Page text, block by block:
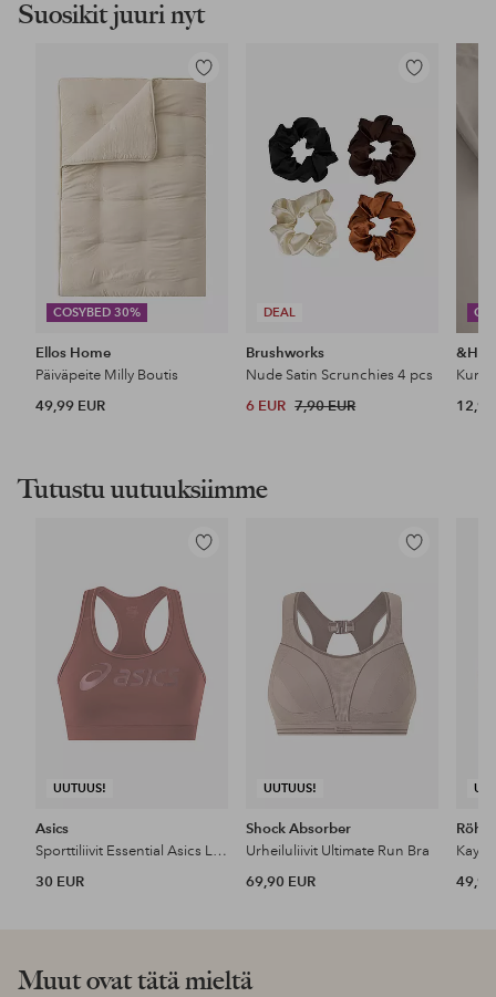
Suosikit juuri nyt
COSYBED 30%
Lisää
Ellos Home
Päiväpeite Milly Boutis
49,99 EUR
DEAL
Lisää
Brushworks
Nude Satin Scrunchies 4 pcs
6 EUR 7,90 EUR 12,99
Tutustu uutuuksiimme
UUTUUS!
Lisää
Asics
Sporttiliivit Essential Asics Logo Padless Bra
30 EUR
UUTUUS!
Lisää
Shock Absorber
Urheiluliivit Ultimate Run Bra
69,90 EUR
Kay
49,95
Muut ovat tätä mieltä